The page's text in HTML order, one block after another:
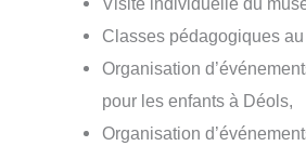
Classes pédagogiques
Organisation
pour les enfants à Déols,
Organisation